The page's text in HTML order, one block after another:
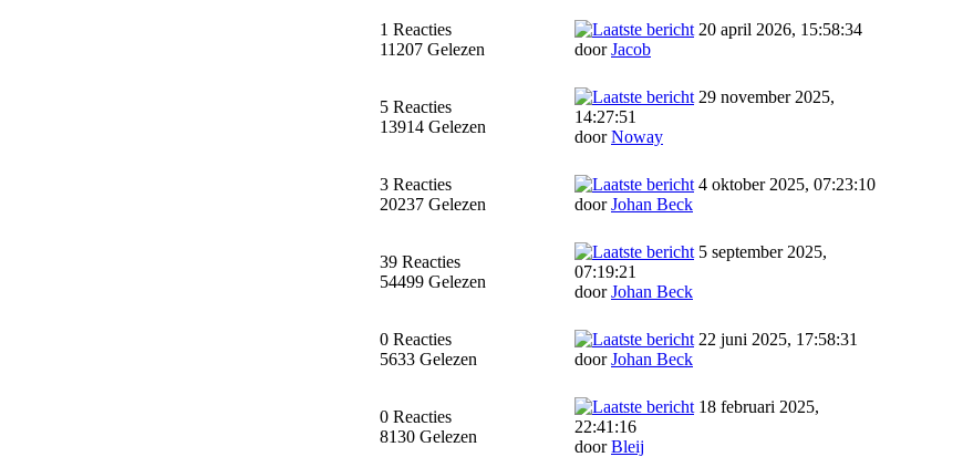
1 Reacties
11207 Gelezen
20 april 2026, 15:58:34
doorJacob
5 Reacties
13914 Gelezen
29 november 2025,
14:27:51
doorNoway
3 Reacties
20237 Gelezen
4 oktober 2025, 07:23:10
doorJohan Beck
39 Reacties
54499 Gelezen
5 september 2025,
07:19:21
doorJohan Beck
0 Reacties
5633 Gelezen
22 juni 2025, 17:58:31
doorJohan Beck
0 Reacties
8130 Gelezen
18 februari 2025,
22:41:16
doorBleij